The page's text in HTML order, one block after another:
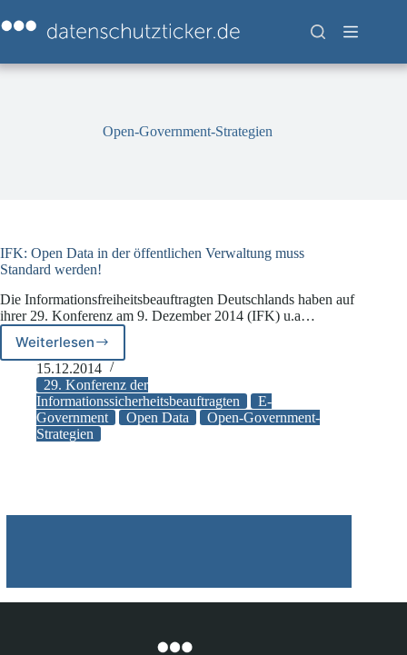
Inhalt
springen
Open-Government-Strategien
IFK: Open Data in der öffentlichen Verwaltung muss
Standard werden!
Die Informationsfreiheitsbeauftragten Deutschlands haben auf
ihrer 29. Konferenz am 9. Dezember 2014 (IFK) u.a…
Weiterlesen
IFK:
Open
Data
in
der
öffentlichen
15.12.2014
29. Konferenz der
Informationssicherheitsbeauftragten
E-
Government
Open Data
Open-Government-
Strategien